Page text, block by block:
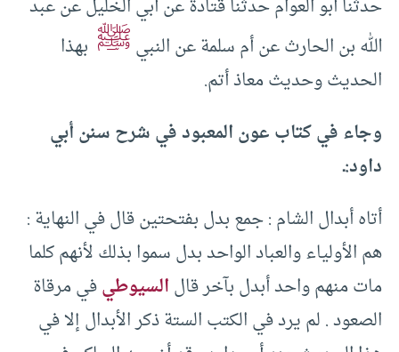
‏حدثنا‏ ‏أبو العوام‏ ‏حدثنا‏ ‏قتادة‏ ‏عن‏ ‏أبي الخليل‏ ‏عن‏ ‏عبد
الله بن الحارث‏ ‏عن‏ ‏أم سلمة‏ ‏عن النبي‏ ‏ﷺ ‏ ‏بهذا
الحديث ‏وحديث ‏معاذ‏ ‏أتم.
وجاء في كتاب عون المعبود في شرح سنن أبي
داود:ـ
أتاه أبدال الشام : جمع بدل بفتحتين قال في النهاية :
هم الأولياء والعباد الواحد بدل سموا بذلك لأنهم كلما
مات منهم واحد أبدل بآخر قالالسيوطيفي مرقاة
الصعود . لم يرد في الكتب الستة ذكر الأبدال إلا في